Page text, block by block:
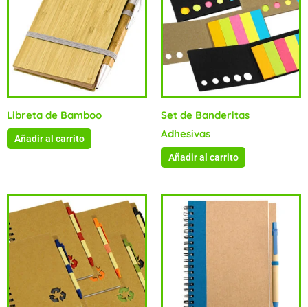
Libreta de Bamboo
Añadir al carrito
Set de Banderitas
Adhesivas
Añadir al carrito